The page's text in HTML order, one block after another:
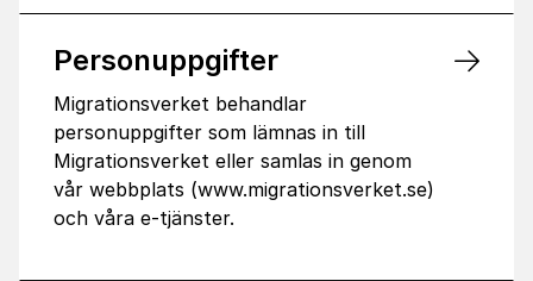
Personuppgifter
Migrationsverket behandlar
personuppgifter som lämnas in till
Migrationsverket eller samlas in genom
vår webbplats (www.migrationsverket.se)
och våra e-tjänster.